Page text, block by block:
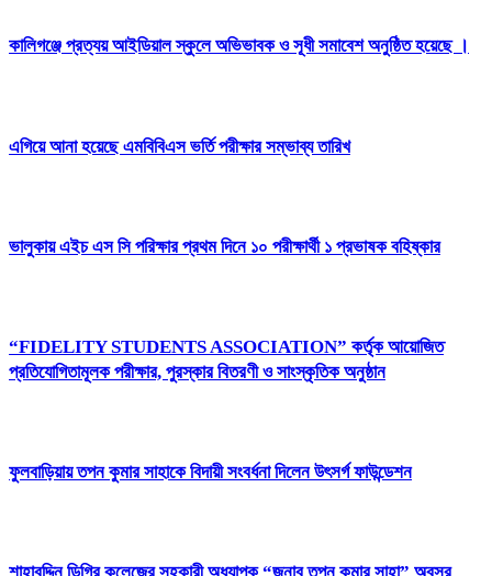
কালিগঞ্জে প্রত্যয় আইডিয়াল স্কুলে অভিভাবক ও সূধী সমাবেশ অনুষ্ঠিত হয়েছে ।
এগিয়ে আনা হয়েছে এমবিবিএস ভর্তি পরীক্ষার সম্ভাব্য তারিখ
ভালুকায় এইচ এস সি পরিক্ষার প্রথম দিনে ১০ পরীক্ষার্থী ১ প্রভাষক বহিষ্কার
“FIDELITY STUDENTS ASSOCIATION” কর্তৃক আয়োজিত
প্রতিযোগিতামূলক পরীক্ষার, পুরস্কার বিতরণী ও সাংস্কৃতিক অনুষ্ঠান
ফুলবাড়িয়ায় তপন কুমার সাহাকে বিদায়ী সংবর্ধনা দিলেন উৎসর্গ ফাউন্ডেশন